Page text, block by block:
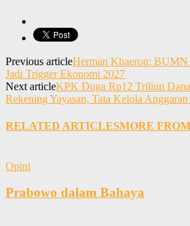
Previous articleHerman Khaeron: BUMN
Jadi Trigger Ekonomi 2027
Next articleKPK Duga Rp12 Triliun
Rekening Yayasan, Tata Kelola
RELATED ARTICLESMORE
Opini
Prabowo dalam Bahaya